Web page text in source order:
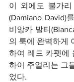
이 외에도 불가
(Damiano David)
비앙카 발티
의 룩에 완벽하게
하여 레드 카펫에
하이 주얼리는 그
었다.